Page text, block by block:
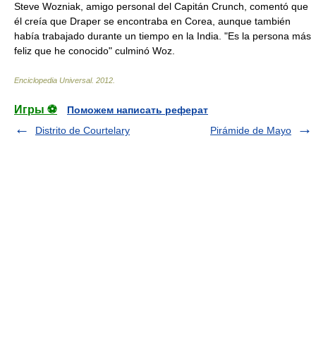
Steve Wozniak, amigo personal del Capitán Crunch, comentó que
él creía que Draper se encontraba en Corea, aunque también
había trabajado durante un tiempo en la India. "Es la persona más
feliz que he conocido" culminó Woz.
Enciclopedia Universal. 2012
Игры ⚽
Поможем написать реферат
Distrito de Courtelary
Pirámide de Mayo